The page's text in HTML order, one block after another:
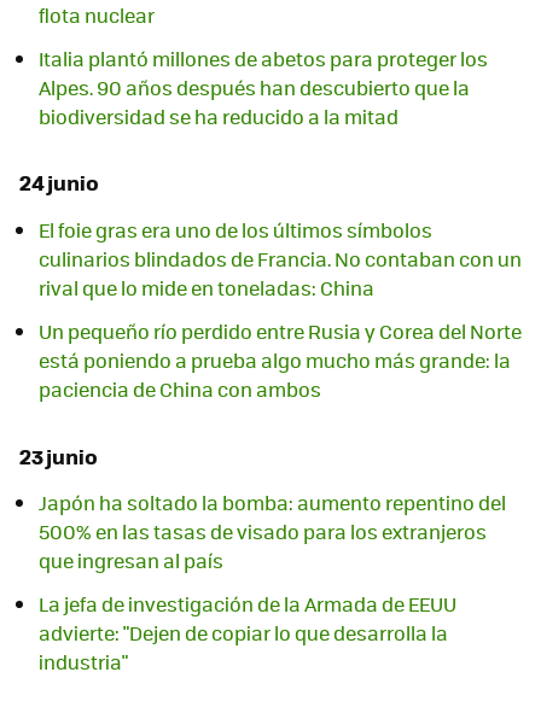
flota nuclear
Italia plantó millones de abetos para proteger los
Alpes. 90 años después han descubierto que la
biodiversidad se ha reducido a la mitad
24 junio
El foie gras era uno de los últimos símbolos
culinarios blindados de Francia. No contaban con un
rival que lo mide en toneladas: China
Un pequeño río perdido entre Rusia y Corea del Norte
está poniendo a prueba algo mucho más grande: la
paciencia de China con ambos
23 junio
Japón ha soltado la bomba: aumento repentino del
500% en las tasas de visado para los extranjeros
que ingresan al país
La jefa de investigación de la Armada de EEUU
advierte: "Dejen de copiar lo que desarrolla la
industria"